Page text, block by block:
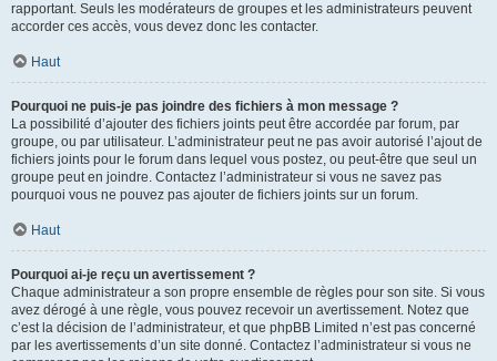
rapportant. Seuls les modérateurs de groupes et les administrateurs peuvent
accorder ces accès, vous devez donc les contacter.
Haut
Pourquoi ne puis-je pas joindre des fichiers à mon message ?
La possibilité d’ajouter des fichiers joints peut être accordée par forum, par
groupe, ou par utilisateur. L’administrateur peut ne pas avoir autorisé l’ajout de
fichiers joints pour le forum dans lequel vous postez, ou peut-être que seul un
groupe peut en joindre. Contactez l’administrateur si vous ne savez pas
pourquoi vous ne pouvez pas ajouter de fichiers joints sur un forum.
Haut
Pourquoi ai-je reçu un avertissement ?
Chaque administrateur a son propre ensemble de règles pour son site. Si vous
avez dérogé à une règle, vous pouvez recevoir un avertissement. Notez que
c’est la décision de l’administrateur, et que phpBB Limited n’est pas concerné
par les avertissements d’un site donné. Contactez l’administrateur si vous ne